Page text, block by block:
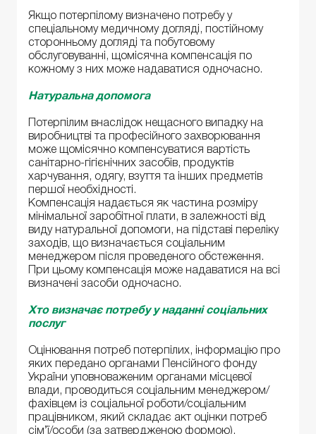
Якщо потерпілому визначено потребу у
спеціальному медичному догляді, постійному
сторонньому догляді та побутовому
обслуговуванні, щомісячна компенсація по
кожному з них може надаватися одночасно.
Натуральна допомога
Потерпілим внаслідок нещасного випадку на
виробництві та професійного захворювання
може щомісячно компенсуватися вартість
санітарно-гігієнічних засобів, продуктів
харчування, одягу, взуття та інших предметів
першої необхідності.
Компенсація надається як частина розміру
мінімальної заробітної плати, в залежності від
виду натуральної допомоги, на підставі переліку
заходів, що визначається соціальним
менеджером після проведеного обстеження.
При цьому компенсація може надаватися на всі
визначені засоби одночасно.
Хто визначає потребу у наданні соціальних
послуг
Оцінювання потреб потерпілих, інформацію про
яких передано органами Пенсійного фонду
України уповноваженим органами місцевої
влади, проводиться соціальним менеджером/
фахівцем із соціальної роботи/соціальним
працівником, який складає акт оцінки потреб
сім’ї/особи (за затвердженою формою),